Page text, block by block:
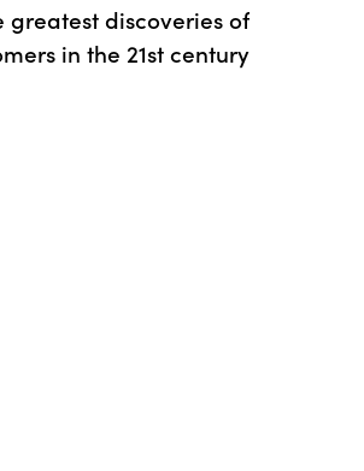
greatest discoveries of
in the 21st century